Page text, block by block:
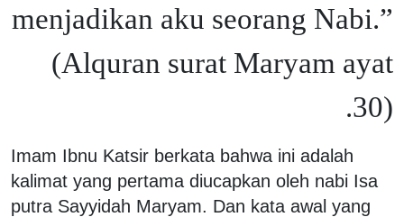
menjadikan aku seorang Nabi.”
(Alquran surat Maryam ayat
30).
Imam Ibnu Katsir berkata bahwa ini adalah
kalimat yang pertama diucapkan oleh nabi Isa
putra Sayyidah Maryam. Dan kata awal yang